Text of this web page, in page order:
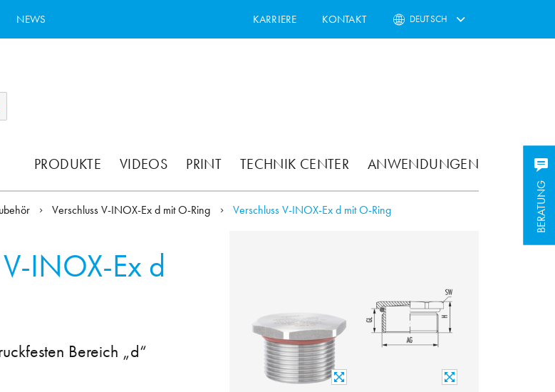
NEWS KARRIERE KONTAKT DEUTSCH
PRODUKTE VIDEOS PRINT TECHNIK CENTER ANWENDUNGEN
BERATUNG
BERATUNG
Verschluss V-INOX-Ex d mit O-Ring Verschluss V-INOX-Ex d mit O-Ring
V-INOX-Ex d
Bereich „d“